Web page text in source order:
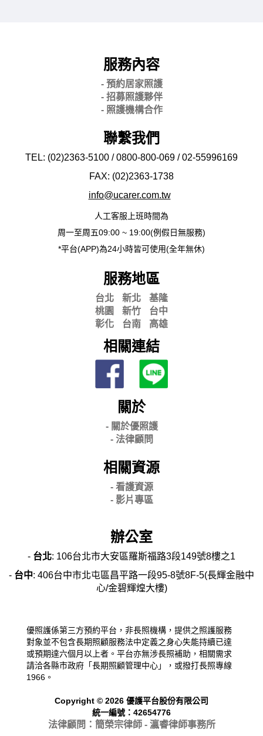
服務內容
- 預約居家照護
- 招募照護夥伴
- 照護機構合作
聯繫我們
TEL: (02)2363-5100 / 0800-800-069 / 02-55996169
FAX: (02)2363-1738
info@ucarer.com.tw
人工客服上班時間為
周一至周五09:00 ~ 19:00(例假日無服務)
*平台(APP)為24小時皆可使用(全年無休)
服務地區
台北 新北
基隆
桃園
新竹
台中
彰化
台南 高雄
相關連結
關於
- 關於優照護
- 法律顧問
相關資源
- 看護資源
- 影片專區
辦公室
- 台北: 106台北市大安區羅斯福路3段149號8樓之1
- 台中: 406台中市北屯區昌平路一段95-8號8F-5(長輝金融中
心/金碧輝煌大樓)
優照護係第三方預約平台，非長照機構，提供之照護服務
對象並不包含長期照顧服務法中定義之身心失能持續已達
或預期達六個月以上者。平台亦無涉長照補助，相關需求
請洽各縣市政府「長期照顧管理中心」，或撥打長照專線
1966。
Copyright © 2026 優護平台股份有限公司
統一編號：42654776
法律顧問：簡榮宗律師 - 瀛睿律師事務所